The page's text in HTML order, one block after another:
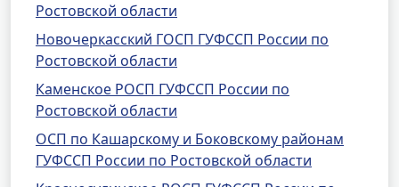
Ростовской области
Новочеркасский ГОСП ГУФССП России по
Ростовской области
Каменское РОСП ГУФССП России по
Ростовской области
ОСП по Кашарскому и Боковскому районам
ГУФССП России по Ростовской области